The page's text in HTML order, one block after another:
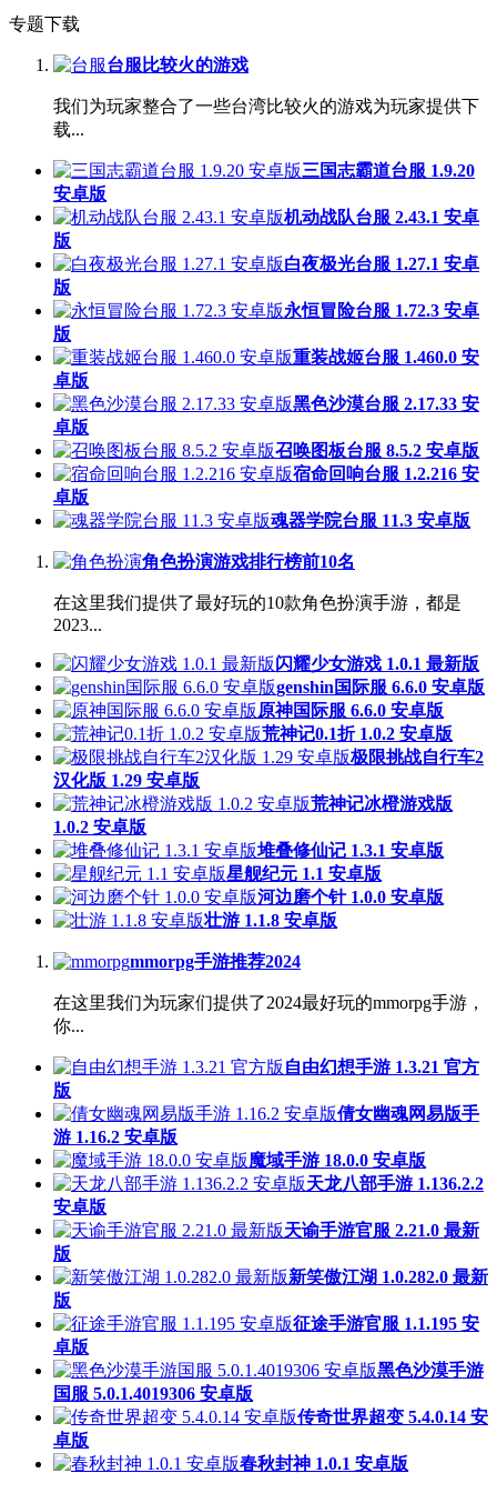
专题下载
台服比较火的游戏
我们为玩家整合了一些台湾比较火的游戏为玩家提供下
载...
三国志霸道台服 1.9.20
安卓版
机动战队台服 2.43.1 安卓
版
白夜极光台服 1.27.1 安卓
版
永恒冒险台服 1.72.3 安卓
版
重装战姬台服 1.460.0 安
卓版
黑色沙漠台服 2.17.33 安
卓版
召唤图板台服 8.5.2 安卓版
宿命回响台服 1.2.216 安
卓版
魂器学院台服 11.3 安卓版
角色扮演游戏排行榜前10名
在这里我们提供了最好玩的10款角色扮演手游，都是
2023...
闪耀少女游戏 1.0.1 最新版
genshin国际服 6.6.0 安卓版
原神国际服 6.6.0 安卓版
荒神记0.1折 1.0.2 安卓版
极限挑战自行车2
汉化版 1.29 安卓版
荒神记冰橙游戏版
1.0.2 安卓版
堆叠修仙记 1.3.1 安卓版
星舰纪元 1.1 安卓版
河边磨个针 1.0.0 安卓版
壮游 1.1.8 安卓版
mmorpg手游推荐2024
在这里我们为玩家们提供了2024最好玩的mmorpg手游，
你...
自由幻想手游 1.3.21 官方
版
倩女幽魂网易版手
游 1.16.2 安卓版
魔域手游 18.0.0 安卓版
天龙八部手游 1.136.2.2
安卓版
天谕手游官服 2.21.0 最新
版
新笑傲江湖 1.0.282.0 最新
版
征途手游官服 1.1.195 安
卓版
黑色沙漠手游
国服 5.0.1.4019306 安卓版
传奇世界超变 5.4.0.14 安
卓版
春秋封神 1.0.1 安卓版